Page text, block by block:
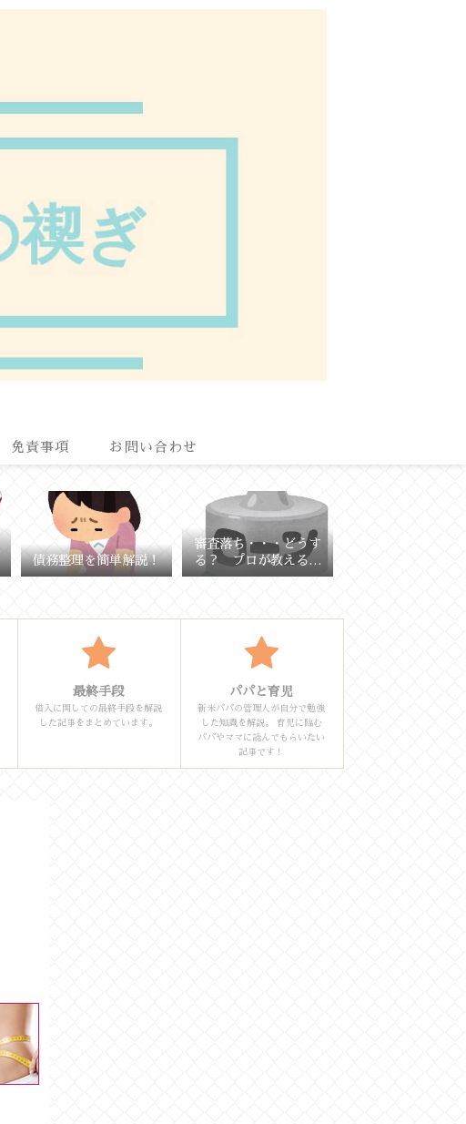
免責事項 お問い合わせ
債務整理を簡単解説！
審査落ち・・・どうす
る？ プロが教える理
由と対策
最終手段
借入に関しての最終手段を解説
した記事をまとめています。
パパと育児
新米パパの管理人が自分で勉強
した知識を解説。 育児に臨む
パパやママに読んでもらいたい
記事です！